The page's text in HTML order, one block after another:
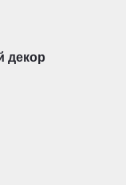
декор